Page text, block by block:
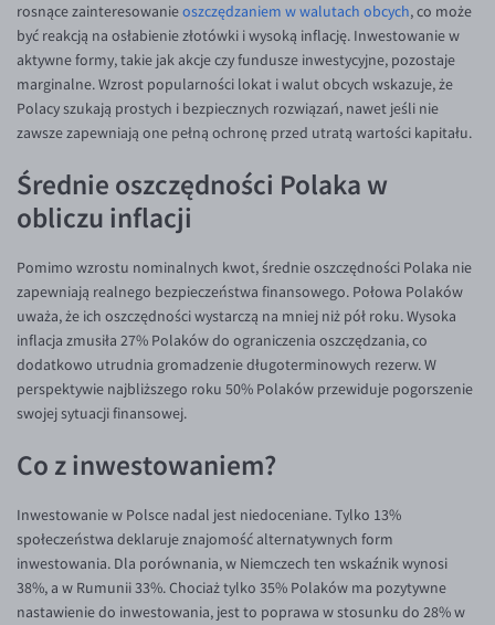
rosnące zainteresowanieoszczędzaniem w walutach obcych, co może
być reakcją na osłabienie złotówki i wysoką inflację. Inwestowanie w
aktywne formy, takie jak akcje czy fundusze inwestycyjne, pozostaje
marginalne. Wzrost popularności lokat i walut obcych wskazuje, że
Polacy szukają prostych i bezpiecznych rozwiązań, nawet jeśli nie
zawsze zapewniają one pełną ochronę przed utratą wartości kapitału.
Średnie oszczędności Polaka w
obliczu inflacji
Pomimo wzrostu nominalnych kwot, średnie oszczędności Polaka nie
zapewniają realnego bezpieczeństwa finansowego. Połowa Polaków
uważa, że ich oszczędności wystarczą na mniej niż pół roku. Wysoka
inflacja zmusiła 27% Polaków do ograniczenia oszczędzania, co
dodatkowo utrudnia gromadzenie długoterminowych rezerw. W
perspektywie najbliższego roku 50% Polaków przewiduje pogorszenie
swojej sytuacji finansowej.
Co z inwestowaniem?
Inwestowanie w Polsce nadal jest niedoceniane. Tylko 13%
społeczeństwa deklaruje znajomość alternatywnych form
inwestowania. Dla porównania, w Niemczech ten wskaźnik wynosi
38%, a w Rumunii 33%. Chociaż tylko 35% Polaków ma pozytywne
nastawienie do inwestowania, jest to poprawa w stosunku do 28% w